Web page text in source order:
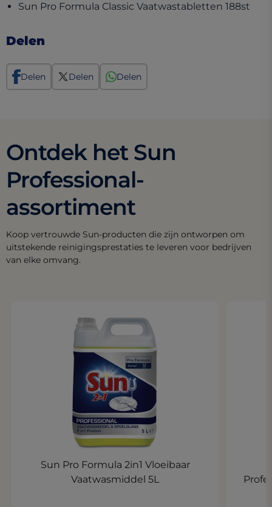
Sun Pro Formula Classic Vaatwastabletten 188st
Delen
Delen Delen Delen
Ontdek het Sun
Professional-
assortiment
Koop vertrouwde Sun-producten die zijn ontworpen om
uitstekende reinigingsprestaties te leveren voor bedrijven
van elke omvang.
Sun Pro Formula 2in1 Vloeibaar
Vaatwasmiddel 5L